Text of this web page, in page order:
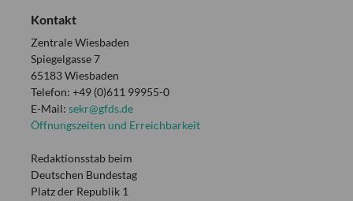
Kontakt
Zentrale Wiesbaden
Spiegelgasse 7
65183 Wiesbaden
Telefon: +49 (0)611 99955-0
E-Mail: sekr@gfds.de
Öffnungszeiten und Erreichbarkeit
Redaktionsstab beim
Deutschen Bundestag
Platz der Republik 1